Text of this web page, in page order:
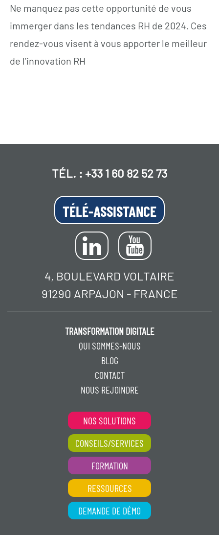
Ne manquez pas cette opportunité de vous
immerger dans les tendances RH de 2024. Ces
rendez-vous visent à vous apporter le meilleur
de l’innovation RH
TÉL. : +33 1 60 82 52 73
TÉLÉ-ASSISTANCE
4, BOULEVARD VOLTAIRE
91290 ARPAJON - FRANCE
TRANSFORMATION DIGITALE
QUI SOMMES-NOUS
BLOG
CONTACT
NOUS REJOINDRE
NOS SOLUTIONS
CONSEILS/SERVICES
FORMATION
RESSOURCES
DEMANDE DE DÉMO